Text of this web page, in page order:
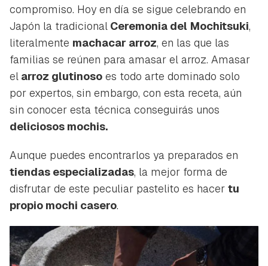
compromiso. Hoy en día se sigue celebrando en
Japón la tradicional Ceremonia del Mochitsuki,
literalmente machacar arroz, en las que las
familias se reúnen para amasar el arroz. Amasar
el arroz glutinoso es todo arte dominado solo
por expertos, sin embargo, con esta receta, aún
sin conocer esta técnica conseguirás unos
deliciosos mochis.
Aunque puedes encontrarlos ya preparados en
tiendas especializadas, la mejor forma de
disfrutar de este peculiar pastelito es hacer tu
propio mochi casero.